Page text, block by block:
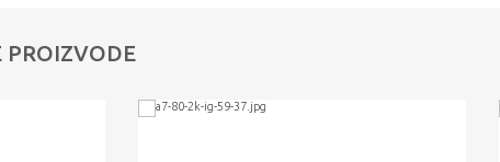
PROIZVODE